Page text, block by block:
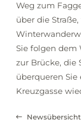
Weg zum
über die
Sie folgen dem
zur Brücke, die
überqueren
Kreuzgasse
Newsübersicht